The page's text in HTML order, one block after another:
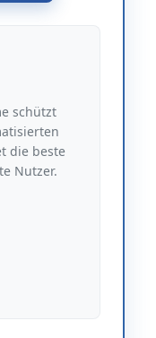
schützt
die beste
Nutzer.